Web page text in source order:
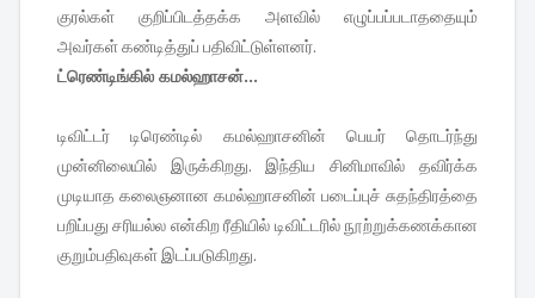
குரல்கள் குறிப்பிடத்தக்க அளவில் எழுப்பப்படாததையும்
அவர்கள் கண்டித்துப் பதிவிட்டுள்ளனர்.
ட்ரெண்டிங்கில் கமல்ஹாசன்...
டிவிட்டர் டிரெண்டில் கமல்ஹாசனின் பெயர் தொடர்ந்து
முன்னிலையில் இருக்கிறது. இந்திய சினிமாவில் தவிர்க்க
முடியாத கலைஞனான கமல்ஹாசனின் படைப்புச் சுதந்திரத்தை
பறிப்பது சரியல்ல என்கிற ரீதியில் டிவிட்டரில் நூற்றுக்கணக்கான
குறும்பதிவுகள் இடப்படுகிறது.